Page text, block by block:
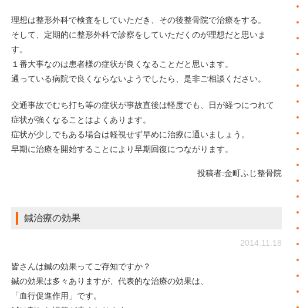
理想は整形外科で検査をしていただき、その後整骨院で治療をする。
そして、定期的に整形外科で診察をしていただくのが理想だと思いま
す。
１番大事なのは患者様の症状が良くなることだと思います。
通っている病院で良くならないようでしたら、是非ご相談ください。
交通事故でむち打ち等の症状が事故直後は軽度でも、日が経つにつれて
症状が強くなることはよくあります。
症状が少しでもある場合は軽視せず早めに治療に通いましょう。
早期に治療を開始することにより早期回復につながります。
投稿者:金町ふじ整骨院
鍼治療の効果
2014.11.18
皆さんは鍼の効果ってご存知ですか？
鍼の効果は多々ありますが、代表的な治療の効果は、
「血行促進作用」です。